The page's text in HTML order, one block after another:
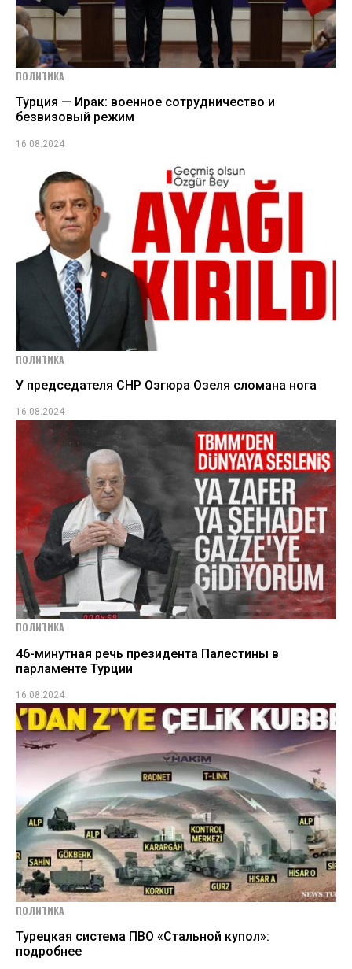
ПОЛИТИКА
Турция — Ирак: военное сотрудничество и
безвизовый режим
16.08.2024
ПОЛИТИКА
У председателя СНР Озгюра Озеля сломана нога
16.08.2024
ПОЛИТИКА
46-минутная речь президента Палестины в
парламенте Турции
16.08.2024
ПОЛИТИКА
Турецкая система ПВО «Стальной купол»:
подробнее